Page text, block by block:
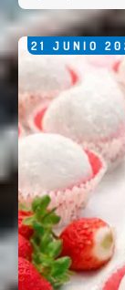
21 JUNIO